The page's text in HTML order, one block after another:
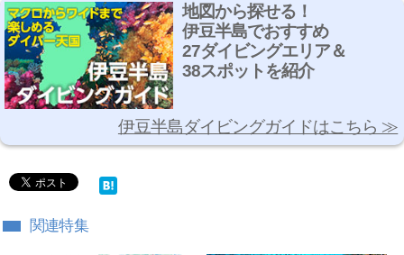
地図から探せる！
伊豆半島でおすすめ
27ダイビングエリア＆
38スポットを紹介
伊豆半島ダイビングガイドはこちら ≫
関連特集